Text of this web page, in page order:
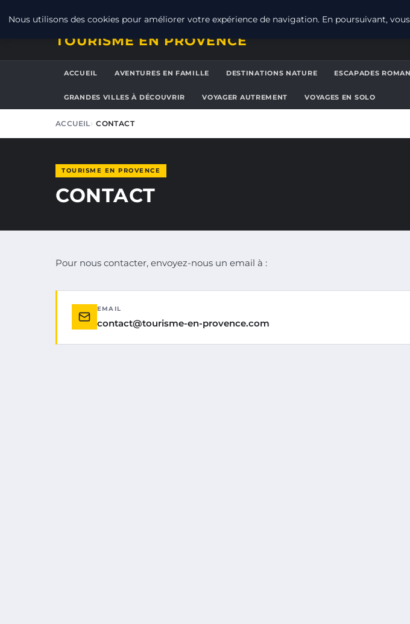
TOURISME EN PROVENCE
ACCUEIL AVENTURES EN FAMILLE DESTINATIONS NATURE ESCAPADES
GRANDES VILLES À DÉCOUVRIR VOYAGER AUTREMENT VOYAGES EN SOLO
ACCUEIL CONTACT
TOURISME EN PROVENCE
CONTACT
Pour nous contacter, envoyez-nous un email à :
EMAIL
contact@tourisme-en-provence.com
Nous utilisons des cookies pour améliorer votre expérience de navigation. En poursuivant,